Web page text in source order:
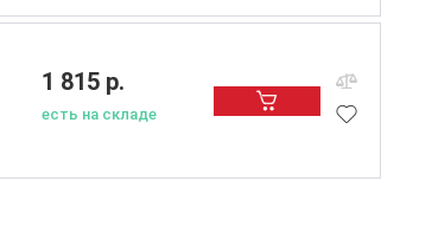
1 815 р.
есть на складе